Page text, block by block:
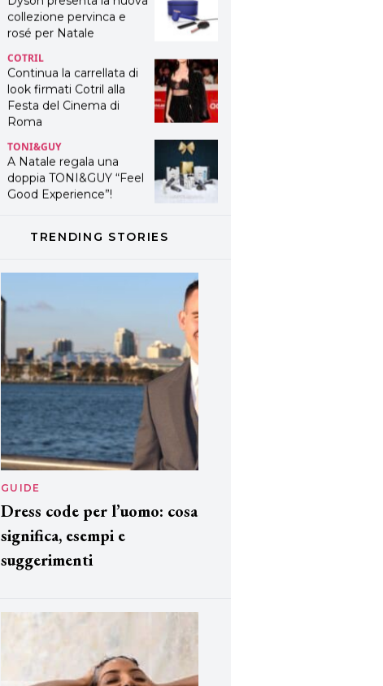
collezione pervinca e
rosé per Natale
COTRIL
Continua la carrellata di
look firmati Cotril alla
Festa del Cinema di
Roma
TONI&GUY
A Natale regala una
doppia TONI&GUY “Feel
Good Experience”!
LABEL.M lancia la sua
DAVINES
cofanetti beauty preziosi
per un regalo adatto ad
ogni capello
TRENDING STORIES
GUIDE
Dress code per l’uomo: cosa
significa, esempi e
suggerimenti